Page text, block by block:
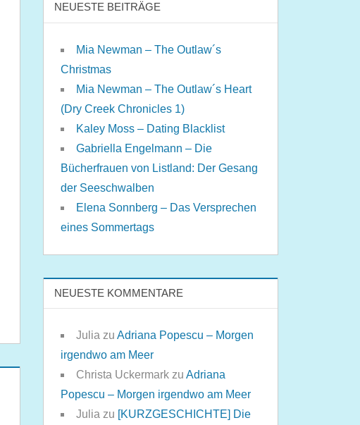
NEUESTE BEITRÄGE
Mia Newman – The Outlaw´s
Christmas
Mia Newman – The Outlaw´s Heart
(Dry Creek Chronicles 1)
Kaley Moss – Dating Blacklist
Gabriella Engelmann – Die
Bücherfrauen von Listland: Der Gesang
der Seeschwalben
Elena Sonnberg – Das Versprechen
eines Sommertags
NEUESTE KOMMENTARE
Julia zuAdriana Popescu – Morgen
irgendwo am Meer
Christa Uckermark zuAdriana
Popescu – Morgen irgendwo am Meer
Julia zu [KURZGESCHICHTE] Die